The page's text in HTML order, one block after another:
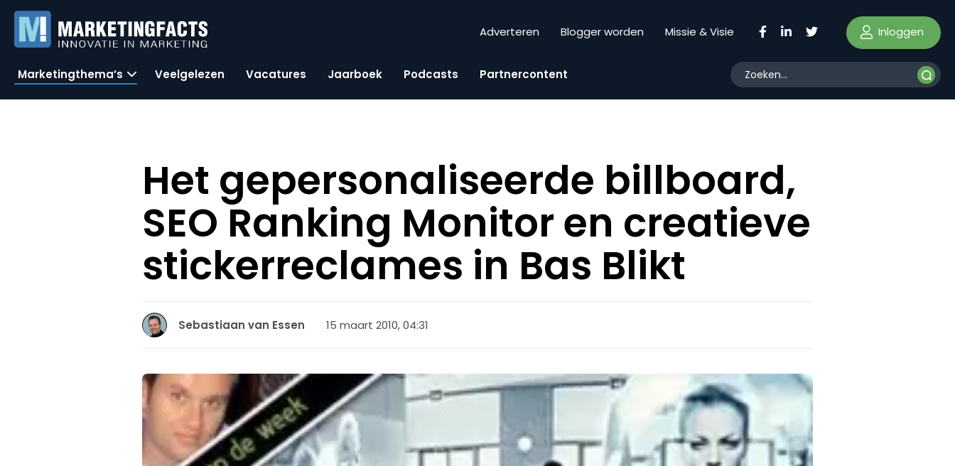
Adverteren Blogger worden Missie & Visie Inloggen
Marketingthema’s Veelgelezen Vacatures Jaarboek Podcasts Partnercontent
Het gepersonaliseerde billboard,
SEO Ranking Monitor en creatieve
stickerreclames in Bas Blikt
Sebastiaan van Essen 15 maart 2010, 04:31